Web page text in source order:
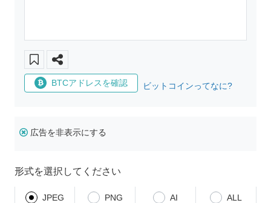
BTCアドレスを確認 ビットコインってなに?
広告を非表示にする
形式を選択してください
JPEG PNG AI ALL